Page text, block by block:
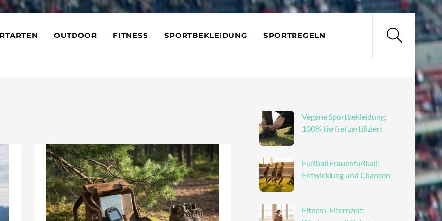
Search
OUTDOOR FITNESS SPORTBEKLEIDUNG SPORTREGELN
Vegane Sportbekleidung:
100% tierfrei zertifiziert
Fußball Frauenfußball:
Entwicklung und Chancen
Fitness-Elternzeit: